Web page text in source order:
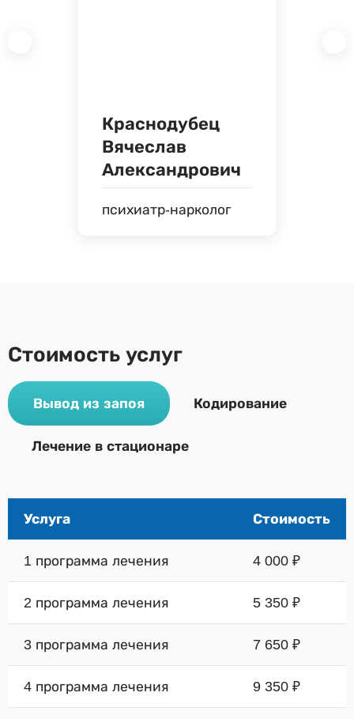
Краснодубец
Вячеслав
Александрович
психиатр-нарколог
Стоимость услуг
Вывод из запоя Кодирование
Лечение в стационаре
Услуга Стоимость
1 программа лечения 4 000 ₽
2 программа лечения 5 350 ₽
3 программа лечения 7 650 ₽
4 программа лечения 9 350 ₽